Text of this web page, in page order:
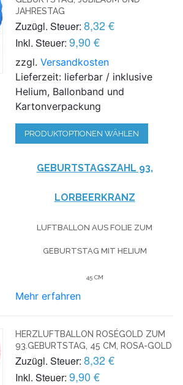
JAHRESTAG
Zuzügl. Steuer: 8,32 €
Inkl. Steuer: 9,90 €
zzgl.Versandkosten
Lieferzeit: lieferbar / inklusive
Helium, Ballonband und
Kartonverpackung
PRODUKTOPTIONEN WÄHLEN
GEBURTSTAGSZAHL 93,
LORBEERKRANZ
LUFTBALLON AUS FOLIE ZUM
GEBURTSTAG MIT HELIUM
45 CM
Mehr erfahren
HERZLUFTBALLON ROSÉGOLD ZUM
93.GEBURTSTAG, 45 CM, ROSA-GOLD
Zuzügl. Steuer: 8,32 €
Inkl. Steuer: 9,90 €